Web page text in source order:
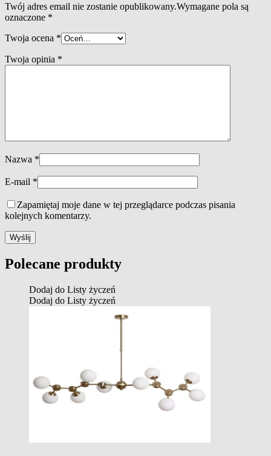
Twój adres email nie zostanie opublikowany.Wymagane pola są
oznaczone *
Twoja ocena *
Twoja opinia *
Nazwa *
E-mail *
Zapamiętaj moje dane w tej przeglądarce podczas pisania
kolejnych komentarzy.
Polecane produkty
Dodaj do Listy życzeń
Dodaj do Listy życzeń